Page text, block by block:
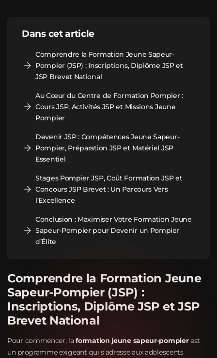
Dans cet article
Comprendre la Formation Jeune Sapeur-
Pompier (JSP) : Inscriptions, Diplôme JSP et
JSP Brevet National
Au Cœur du Centre de Formation Pompier :
Cours JSP, Activités JSP et Missions Jeune
Pompier
Devenir JSP : Compétences Jeune Sapeur-
Pompier, Préparation JSP et Matériel JSP
Essentiel
Stages Pompier JSP, Coût Formation JSP et
Concours JSP Brevet : Un Parcours Vers
l’Excellence
Conclusion : Maximiser Votre Formation Jeune
Sapeur-Pompier pour Devenir un Pompier
d’Élite
Comprendre la Formation Jeune
Sapeur-Pompier (JSP) :
Inscriptions, Diplôme JSP et JSP
Brevet National
Pour commencer, laformation jeune sapeur-pompierest
un programme exigeant qui s’adresse aux adolescents